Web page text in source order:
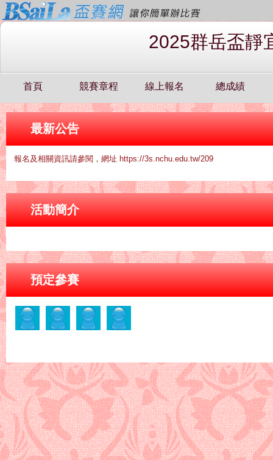
2025群岳盃靜
首頁 競賽章程 線上報名 總成績
最新公告
報名及相關資訊請參閱，網址 https://3s.nchu.edu.tw/209
活動簡介
預定參賽